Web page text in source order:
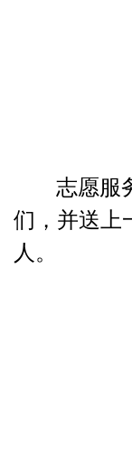
志愿服
们，并送上
人。